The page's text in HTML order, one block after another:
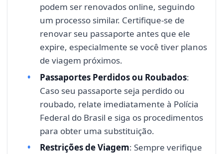
podem ser renovados online, seguindo
um processo similar. Certifique-se de
renovar seu passaporte antes que ele
expire, especialmente se você tiver planos
de viagem próximos.
Passaportes Perdidos ou Roubados:
Caso seu passaporte seja perdido ou
roubado, relate imediatamente à Polícia
Federal do Brasil e siga os procedimentos
para obter uma substituição.
Restrições de Viagem: Sempre verifique